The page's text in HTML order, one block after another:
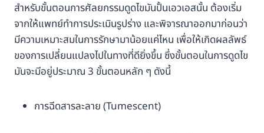
สำหรับขั้นตอนการศัลยกรรมดูดไขมันปั้นเอวเอสนั้น ต้องเริ่ม
จากให้แพทย์ทำการประเมินรูปร่าง และพิจารณาออกมาก่อนว่า
มีความเหมาะสมในการรักษามาน้อยแค่ไหน เพื่อให้เกิดผลลัพธ์
ของการเปลี่ยนแปลงไปในทางที่ดียิ่งขึ้น ซึ่งขั้นตอนในการดูดไข
มันจะมีอยู่ประมาณ 3 ขั้นตอนหลัก ๆ ดังนี้
การฉีดสารละลาย (Tumescent)